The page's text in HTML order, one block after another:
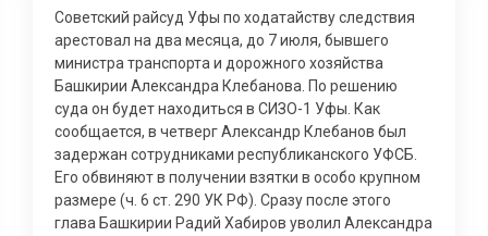
Советский райсуд Уфы по ходатайству следствия
арестовал на два месяца, до 7 июля, бывшего
министра транспорта и дорожного хозяйства
Башкирии Александра Клебанова. По решению
суда он будет находиться в СИЗО-1 Уфы. Как
сообщается, в четверг Александр Клебанов был
задержан сотрудниками республиканского УФСБ.
Его обвиняют в получении взятки в особо крупном
размере (ч. 6 ст. 290 УК РФ). Сразу после этого
глава Башкирии Радий Хабиров уволил Александра